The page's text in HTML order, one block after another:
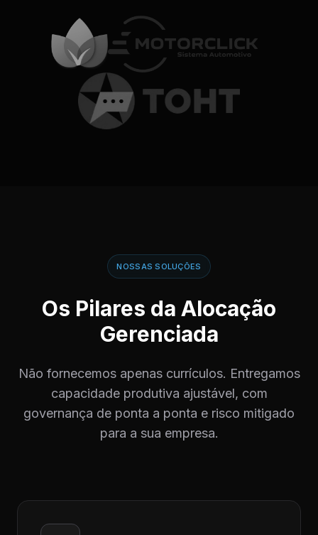
NOSSAS SOLUÇÕES
Os Pilares da Alocação
Gerenciada
Não fornecemos apenas currículos. Entregamos
capacidade produtiva ajustável, com
governança de ponta a ponta e risco mitigado
para a sua empresa.